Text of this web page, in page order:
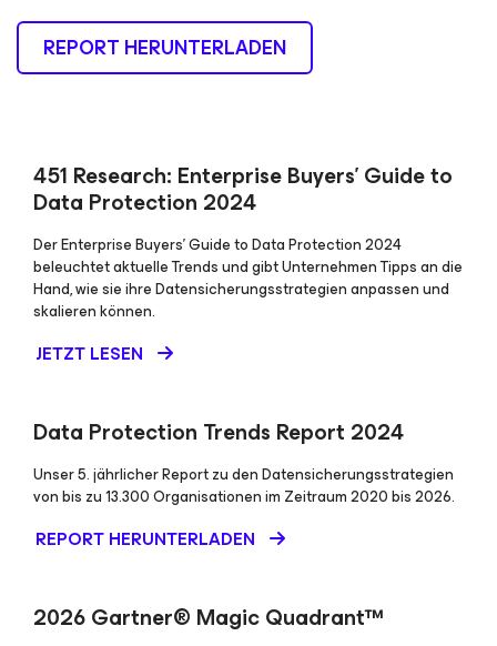
REPORT HERUNTERLADEN
451 Research: Enterprise Buyers’ Guide to
Data Protection 2024
Der Enterprise Buyers’ Guide to Data Protection 2024
beleuchtet aktuelle Trends und gibt Unternehmen Tipps an die
Hand, wie sie ihre Datensicherungsstrategien anpassen und
skalieren können.
JETZT LESEN
Data Protection Trends Report 2024
Unser 5. jährlicher Report zu den Datensicherungsstrategien
von bis zu 13.300 Organisationen im Zeitraum 2020 bis 2026.
REPORT HERUNTERLADEN
2026 Gartner® Magic Quadrant™